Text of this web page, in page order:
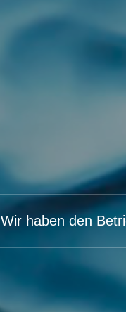
Wir haben den